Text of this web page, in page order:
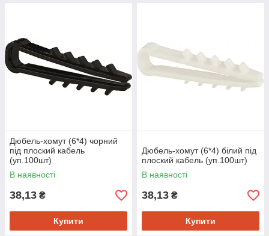
Дюбель-хомут (6*4) чорний
під плоский кабель
(уп.100шт)
В наявності
38,13 ₴
Купити
Дюбель-хомут (6*4) білий під
плоский кабель (уп.100шт)
В наявності
38,13 ₴
Купити